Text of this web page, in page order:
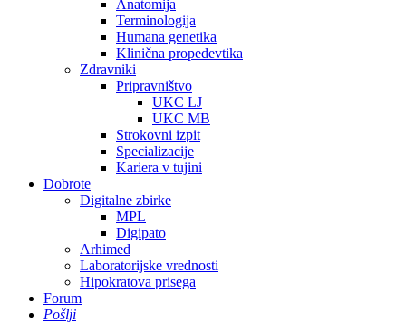
Anatomija
Terminologija
Humana genetika
Klinična propedevtika
Zdravniki
Pripravništvo
UKC LJ
UKC MB
Strokovni izpit
Specializacije
Kariera v tujini
Dobrote
Digitalne zbirke
MPL
Digipato
Arhimed
Laboratorijske vrednosti
Hipokratova prisega
Forum
Pošlji